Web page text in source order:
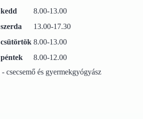
kedd
8.00-13.00
szerda
13.00-17.30
csütörtök 8.00-13.00
péntek
8.00-12.00
- csecsemő és gyermekgyógyász